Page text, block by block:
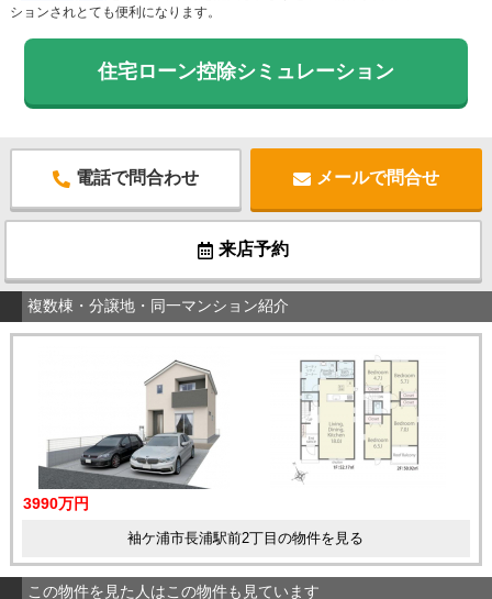
ションされとても便利になります。
住宅ローン控除シミュレーション
電話で問合わせ メールで問合せ
来店予約
複数棟・分譲地・同一マンション紹介
3990万円
袖ケ浦市長浦駅前2丁目の物件を見る
この物件を見た人はこの物件も見ています